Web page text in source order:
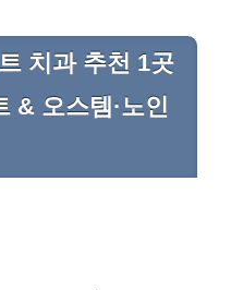
치과 추천 1곳
& 오스템·노인